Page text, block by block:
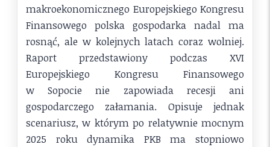
makroekonomicznego Europejskiego Kongresu
Finansowego polska gospodarka nadal ma
rosnąć, ale w kolejnych latach coraz wolniej.
Raport przedstawiony podczas XVI
Europejskiego Kongresu Finansowego
w Sopocie nie zapowiada recesji ani
gospodarczego załamania. Opisuje jednak
scenariusz, w którym po relatywnie mocnym
2025 roku dynamika PKB ma stopniowo